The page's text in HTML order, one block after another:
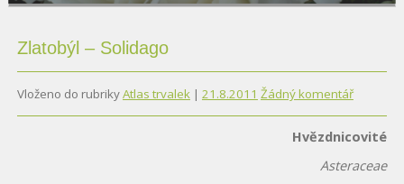
Čti více
Čti více
Zlatobýl – Solidago
Vloženo do rubrikyAtlas trvalek| 21.8.2011 Žádný komentář
Hvězdnicovité
Asteraceae